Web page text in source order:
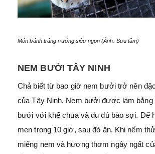
Món bánh tráng nướng siêu ngon (Ảnh: Sưu tầm)
NEM BƯỞI TÂY NINH
Chả biết từ bao giờ nem bưởi trở nên
của Tây Ninh. Nem bưởi được làm bằng
bưởi với khế chua và đu đủ bào sợi. Để
men trong 10 giờ, sau đó ăn. Khi nếm
miếng nem và hương thơm ngây ngất